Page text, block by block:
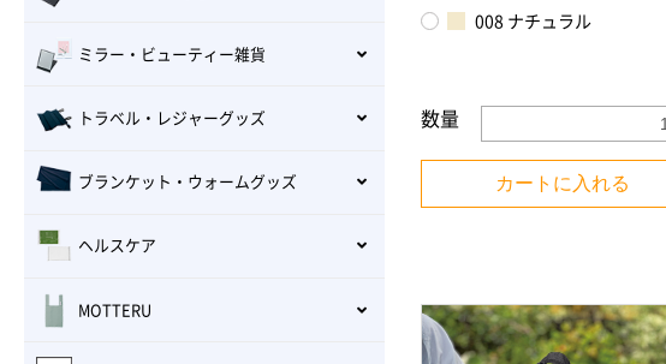
008 ナチュラル
数量
カートに入れる
ミラー・ビューティー雑貨
トラベル・レジャーグッズ
ブランケット・ウォームグッズ
ヘルスケア
MOTTERU